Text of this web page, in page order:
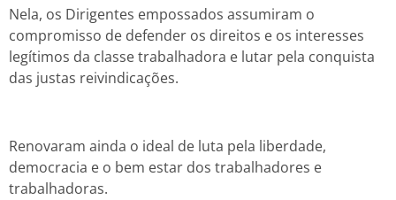
Nela, os Dirigentes empossados assumiram o
compromisso de defender os direitos e os interesses
legítimos da classe trabalhadora e lutar pela conquista
das justas reivindicações.
Renovaram ainda o ideal de luta pela liberdade,
democracia e o bem estar dos trabalhadores e
trabalhadoras.